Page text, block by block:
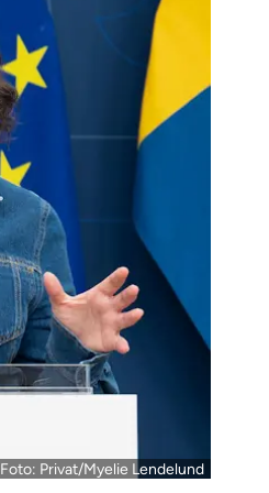
Foto: Privat/Myelie Lendelund